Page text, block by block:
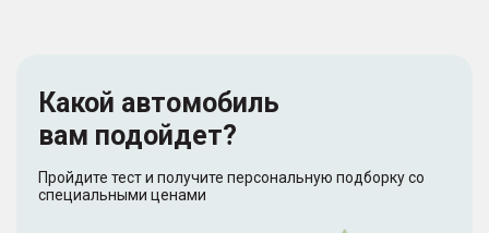
Какой автомобиль
вам подойдет?
Пройдите тест и получите персональную подборку со
специальными ценами